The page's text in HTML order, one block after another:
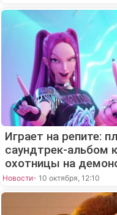
Играет на репите:
саундтрек-альбом
охотницы на
Новости- 10 октября, 12:10